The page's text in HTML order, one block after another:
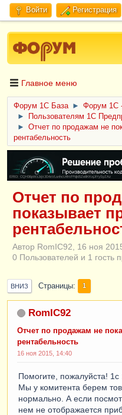
Войти Регистрация
Главное меню
Форум 1C База ►
Форум 1С
►
Пользователям 1С
►
Отчет по продажам не
рентабельность
ERID: CQH36pWzJqVJD4xVLsnhcU4hVPNjkBZe8KKxjJiYySyZAz
Отчет по
показывает
Автор RomIC92, 16 ноя
0 Пользователей и 1 гость
ВНИЗ Страницы 1
RomIC92
Отчет по продажам не
рентабельность
16 ноя 2015, 14:40
Помогите, пожалуйста! 1с
Мы у комитента берем
нормально. А если
нем не отображается